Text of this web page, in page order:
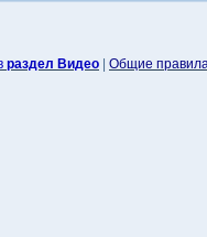
раздел Видео Общие